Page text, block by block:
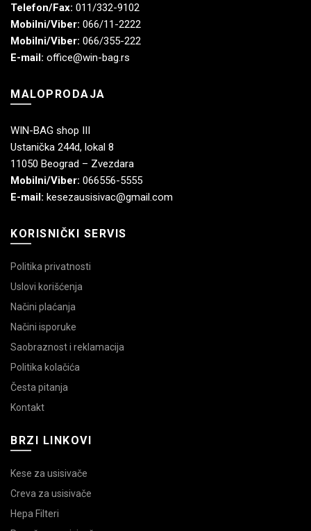
Telefon/Fax: 011/332-9102
Mobilni/Viber: 066/11-2222
Mobilni/Viber: 066/355-222
E-mail: office@win-bag.rs
MALOPRODAJA
WIN-BAG shop III
Ustanička 244d, lokal 8
11050 Beograd – Zvezdara
Mobilni/Viber: 066556-5555
E-mail: kesezausisivac@gmail.com
KORISNIČKI SERVIS
Politika privatnosti
Uslovi korišćenja
Načini plaćanja
Načini isporuke
Saobraznost i reklamacija
Politika kolačića
Česta pitanja
Kontakt
BRZI LINKOVI
Kese za usisivače
Creva za usisivače
Hepa Filteri